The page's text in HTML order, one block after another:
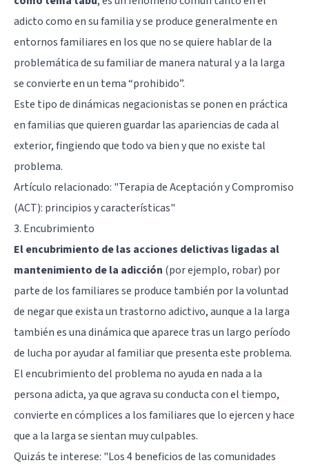
adicto como en su familia y se produce generalmente en
entornos familiares en los que no se quiere hablar de la
problemática de su familiar de manera natural y a la larga
se convierte en un tema “prohibido”.
Este tipo de dinámicas negacionistas se ponen en práctica
en familias que quieren guardar las apariencias de cada al
exterior, fingiendo que todo va bien y que no existe tal
problema.
Artículo relacionado: "Terapia de Aceptación y Compromiso
(ACT): principios y características"
3. Encubrimiento
El encubrimiento de las acciones delictivas ligadas al
mantenimiento de la adicción (por ejemplo, robar) por
parte de los familiares se produce también por la voluntad
de negar que exista un trastorno adictivo, aunque a la larga
también es una dinámica que aparece tras un largo período
de lucha por ayudar al familiar que presenta este problema.
El encubrimiento del problema no ayuda en nada a la
persona adicta, ya que agrava su conducta con el tiempo,
convierte en cómplices a los familiares que lo ejercen y hace
que a la larga se sientan muy culpables.
Quizás te interese: "Los 4 beneficios de las comunidades